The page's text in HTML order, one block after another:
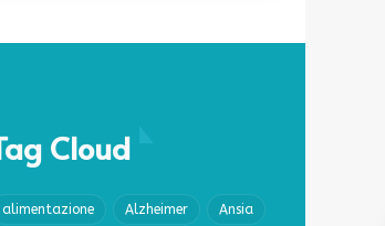
Cloud
alimentazione Alzheimer Ansia